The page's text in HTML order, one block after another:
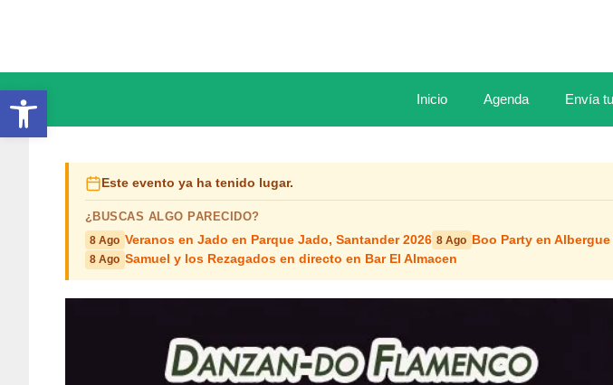
Abrir barra de herramientas Inicio Agenda Envía
Este evento ya ha tenido lugar.
¿BUSCAS ALGO PARECIDO?
8 Ago Veranos en Jado en Parque Jado, Santander 2026 8 Ago Boo Party en
8 Ago Samuel y los Rezagados en directo en Bar El Almacen